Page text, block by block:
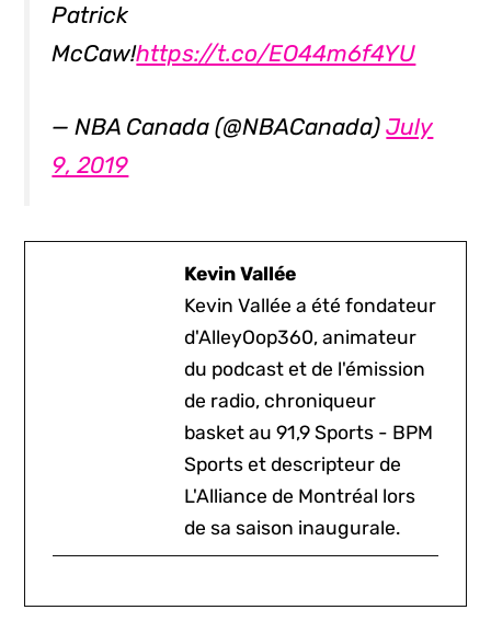
Patrick
McCaw!https://t.co/EO44m6f4YU
— NBA Canada (@NBACanada)July
9, 2019
Kevin Vallée
Kevin Vallée a été fondateur
d'AlleyOop360, animateur
du podcast et de l'émission
de radio, chroniqueur
basket au 91,9 Sports - BPM
Sports et descripteur de
L'Alliance de Montréal lors
de sa saison inaugurale.